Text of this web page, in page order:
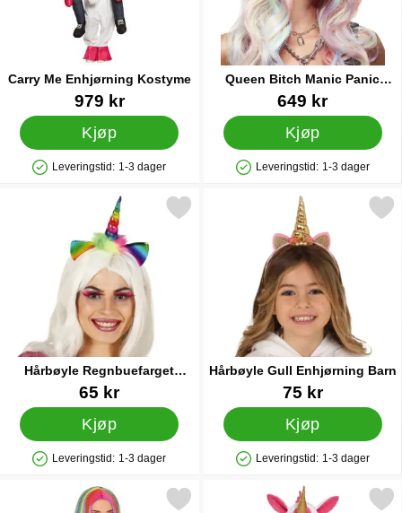
Carry Me Enhjørning Kostyme
Varenummer 21108
979 kr
Kjøp
Produkttilgjengelighet: På lager
Leveringstid: 1-3 dager
Queen Bitch Manic Panic
Parykk Unicorn Dreams
Varenummer 38505
649 kr
Kjøp
Produkttilgjengelighet: På lager
Leveringstid: 1-3 dager
Hårbøyle Regnbuefarget
Enhjørning Barn
Varenummer 85659
65 kr
Kjøp
Produkttilgjengelighet: På lager
Leveringstid: 1-3 dager
hårbøyle Regnbuefarget Enhjørning Barn som favoritt
Hårbøyle Gull Enhjørning Barn
Varenummer 85660
75 kr
Kjøp
Produkttilgjengelighet: På lager
Leveringstid: 1-3 dager
Merk hårbøyle Gull
Merk flerfarget Lang Parykk som favoritt
Merk